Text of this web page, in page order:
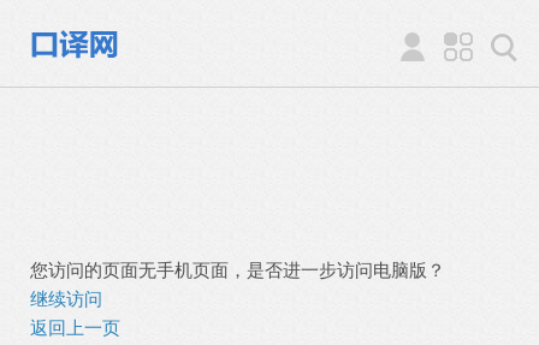
您访问的页面无手机页面，是否进一步访问电脑版？
继续访问
返回上一页